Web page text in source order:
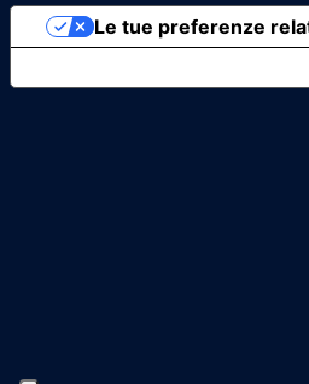
Le tue preferenze